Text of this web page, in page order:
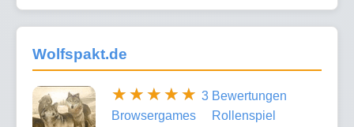
Wolfspakt.de
3 Bewertungen
Browsergames
Rollenspiel